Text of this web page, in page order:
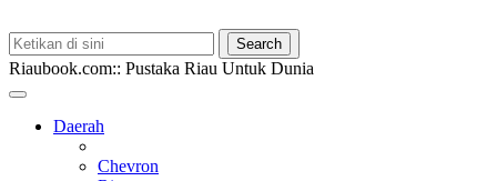
Riaubook.com:: Pustaka Riau Untuk Dunia
Daerah
Chevron